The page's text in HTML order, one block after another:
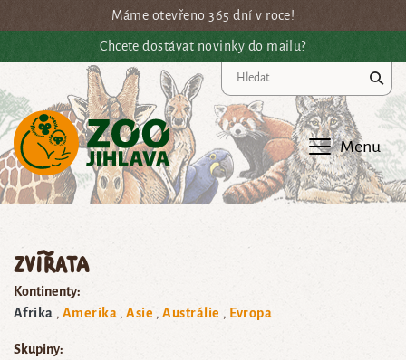
Přejít na hlavní obsahMáme otevřeno 365 dní v roce!
Chcete dostávat novinky do mailu?
Menu
Zvířata
Kontinenty:
Afrika
Amerika Asie Austrálie Evropa
Skupiny: